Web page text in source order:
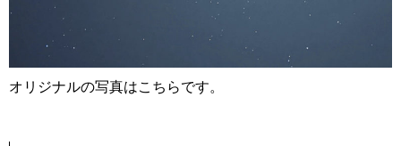
オリジナルの写真はこちらです。